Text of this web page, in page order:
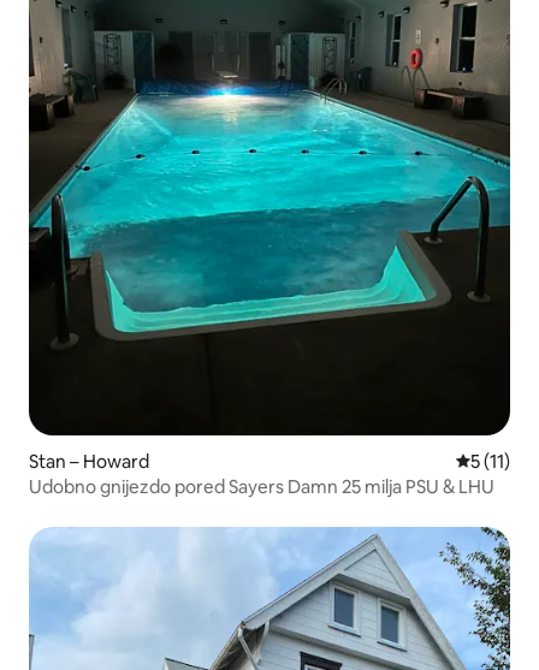
Stan – Howard
5 (11)
Udobno gnijezdo pored Sayers Damn 25 milja PSU & LHU